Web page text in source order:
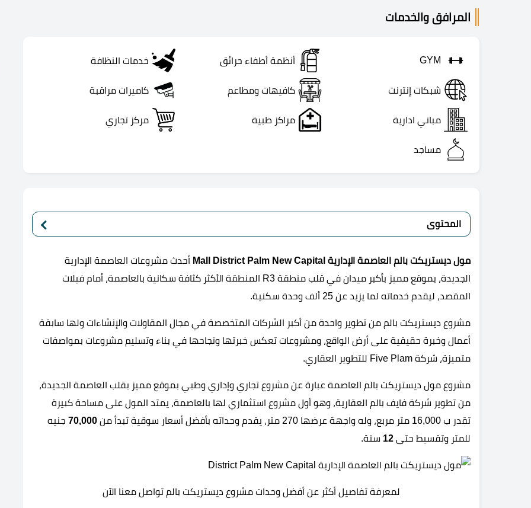
المرافق والخدمات
GYM أنظمة أطفاء حرائق خدمات النظافة
شبكات إنترنت كافيهات ومطاعم كاميرات مراقبة
مباني ادارية مراكز طبية مركز تجاري
مساجد
المحتوى
مول ديستريكت بالم العاصمة الإدارية Mall District Palm New Capital
أحدث مشروعات العاصمة الإدارية
الجديدة، بموقع مميز بأكبر ميدان في قلب منطقة R3 المنطقة الأكثر كثافة سكانية بالعاصمة، أمام فيلات
المقصد، ليقدم خدماته لما يزيد عن 25 ألف وحدة سكنية.
مشروع ديستريكت بالم من تطوير واحدة من أكبر الشركات المتخصصة في مجال المقاولات والإنشاءات ولها سابقة
أعمال وخبرة حقيقية على أرض الواقع، ومشروعات تعكس خبرتها ونجاحها في بناء وتسليم مشروعات بمواصفات
متميزة، شركة Five Plam للتطوير العقاري.
مشروع مول ديستريكت بالم العاصمة عبارة عن مشروع تجاري وإداري وطبي بموقع مميز بقلب العاصمة الجديدة،
من تطوير شركة فايف بالم العقارية، وهو أول مشروع استثماري لها بالعاصمة، يمتد المول على مساحة كبيرة
تقدر ب 16,000 متر مربع، وله واجهة عرضها 270 متر، يقدم وحداته بأفضل أسعار سوقية تبدأ من
70,000 جنيه
للمتر وتقسيط حتى 12 سنة.
لمعرفة تفاصيل أكثر عن أفضل وحدات مشروع ديستريكت بالم تواصل معنا الآن